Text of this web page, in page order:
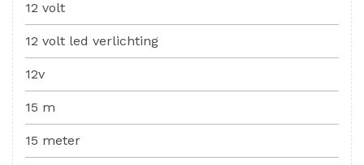
12 volt
12 volt led verlichting
12v
15 m
15 meter